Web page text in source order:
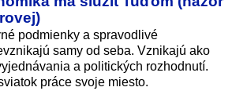
podmienky a spravodlivé
samy od seba. Vznikajú ako
a politických rozhodnutí.
práce svoje miesto.